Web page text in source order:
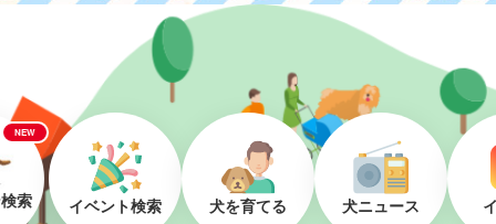
NEW
索 イベント検索 犬を育てる 犬ニュース